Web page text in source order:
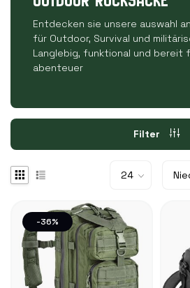
Entdecken sie unsere auswahl
für Outdoor, Survival und
Langlebig, funktional und bereit
abenteuer
Filter
-36%